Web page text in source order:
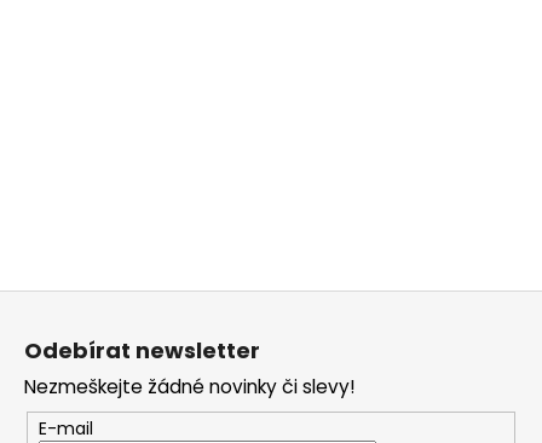
Z
Odebírat newsletter
Nezmeškejte žádné novinky či slevy!
E-mail